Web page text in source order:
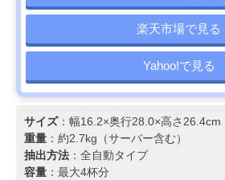
楽天市場で見る
Yahoo!で見る
サイズ：幅16.2×奥行28.0×高さ26.4cm
重量 ：約2.7kg（サーバー含む）
抽出方法 ：全自動タイプ
容量 ：最大4杯分